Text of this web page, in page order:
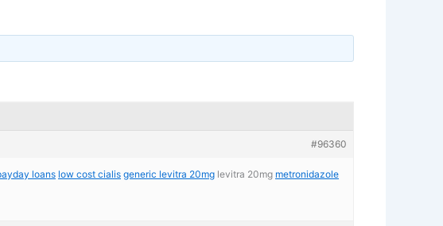
#96360
loans low cost cialis generic levitra 20mg levitra 20mg metronidazole